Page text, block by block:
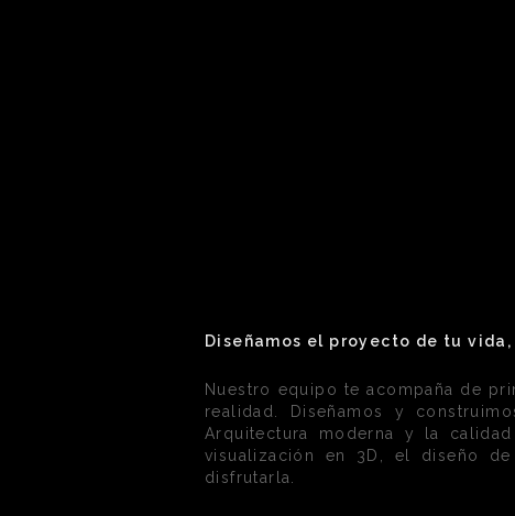
Diseñamos el proyecto de tu
Nuestro equipo te acompaña de
realidad. Diseñamos y
Arquitectura moderna y la
visualización en 3D, el diseño
disfrutarla.